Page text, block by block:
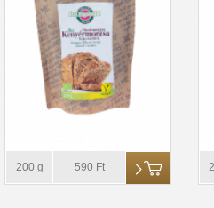
200 g 590 Ft